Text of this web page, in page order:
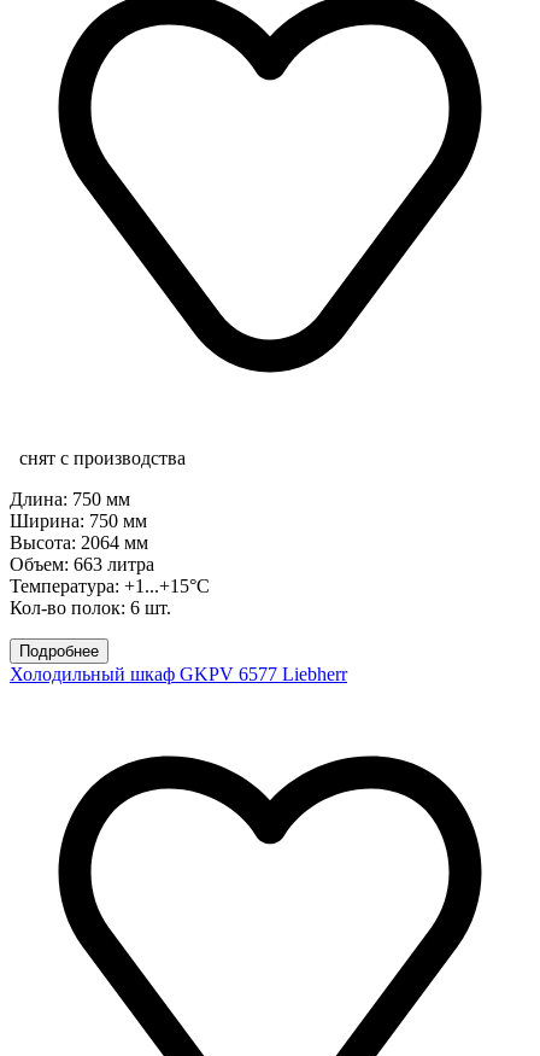
снят с производства
Длина: 750 мм
Ширина: 750 мм
Высота: 2064 мм
Объем: 663 литра
Температура: +1...+15°C
Кол-во полок: 6 шт.
Подробнее
Холодильный шкаф GKPV 6577 Liebherr